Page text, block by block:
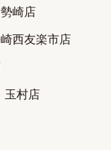
崎店
西友楽市店
玉村店